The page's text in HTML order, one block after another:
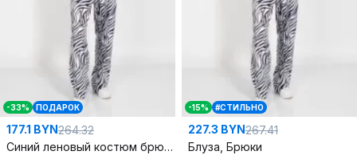
-33% ПОДАРОК
177.1 BYN264.32
Синий леновый костюм брюки и джемпер в стиле casual
-15% #СТИЛЬНО
227.3 BYN267.41
Блуза, Брюки